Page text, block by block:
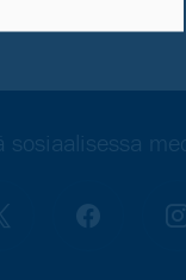
sosiaalisessa